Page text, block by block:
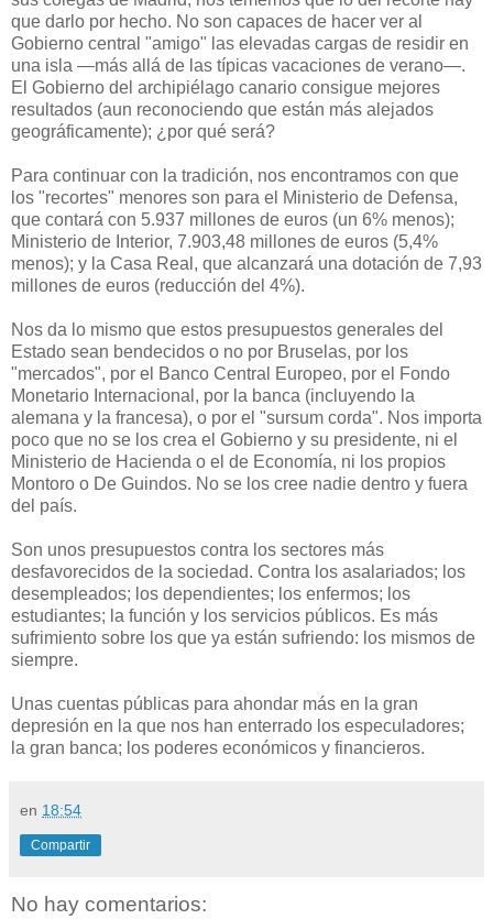
que darlo por hecho. No son capaces de hacer ver al
Gobierno central "amigo" las elevadas cargas de residir en
una isla —más allá de las típicas vacaciones de verano—.
El Gobierno del archipiélago canario consigue mejores
resultados (aun reconociendo que están más alejados
geográficamente); ¿por qué será?
Para continuar con la tradición, nos encontramos con que
los "recortes" menores son para el Ministerio de Defensa,
que contará con 5.937 millones de euros (un 6% menos);
Ministerio de Interior, 7.903,48 millones de euros (5,4%
menos); y la Casa Real, que alcanzará una dotación de 7,93
millones de euros (reducción del 4%).
Nos da lo mismo que estos presupuestos generales del
Estado sean bendecidos o no por Bruselas, por los
"mercados", por el Banco Central Europeo, por el Fondo
Monetario Internacional, por la banca (incluyendo la
alemana y la francesa), o por el "sursum corda". Nos importa
poco que no se los crea el Gobierno y su presidente, ni el
Ministerio de Hacienda o el de Economía, ni los propios
Montoro o De Guindos. No se los cree nadie dentro y fuera
del país.
Son unos presupuestos contra los sectores más
desfavorecidos de la sociedad. Contra los asalariados; los
desempleados; los dependientes; los enfermos; los
estudiantes; la función y los servicios públicos. Es más
sufrimiento sobre los que ya están sufriendo: los mismos de
siempre.
Unas cuentas públicas para ahondar más en la gran
depresión en la que nos han enterrado los especuladores;
la gran banca; los poderes económicos y financieros.
en 18:54
Compartir
No hay comentarios: